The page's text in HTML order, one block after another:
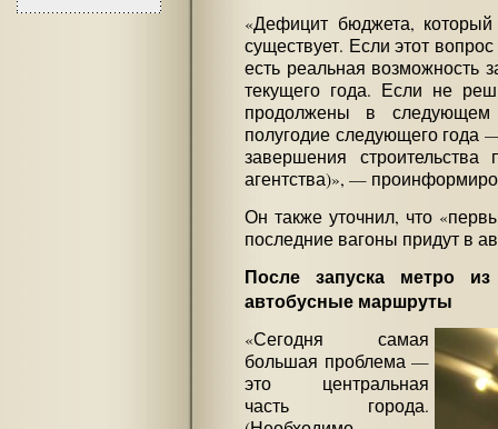
«Дефицит бюджета,
существует. Если этот
есть реальная возможность
текущего года. Если не
продолжены в
полугодие следующего года
завершения
агентства)», —
Он также уточнил, что
последние вагоны придут в
После запуска метро
автобусные маршруты
«Сегодня самая
большая проблема —
это центральная
часть города.